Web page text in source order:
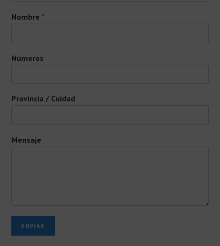
Nombre*
Números
Provincia / Cuidad
Mensaje
ENVIAR